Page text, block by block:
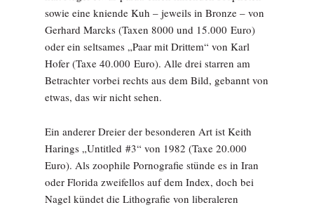
sowie eine kniende Kuh – jeweils in Bronze – von
Gerhard Marcks (Taxen 8000 und 15.000 Euro)
oder ein seltsames „Paar mit Drittem“ von Karl
Hofer (Taxe 40.000 Euro). Alle drei starren am
Betrachter vorbei rechts aus dem Bild, gebannt von
etwas, das wir nicht sehen.
Ein anderer Dreier der besonderen Art ist Keith
Harings „Untitled #3“ von 1982 (Taxe 20.000
Euro). Als zoophile Pornografie stünde es in Iran
oder Florida zweifellos auf dem Index, doch bei
Nagel kündet die Lithografie von liberaleren